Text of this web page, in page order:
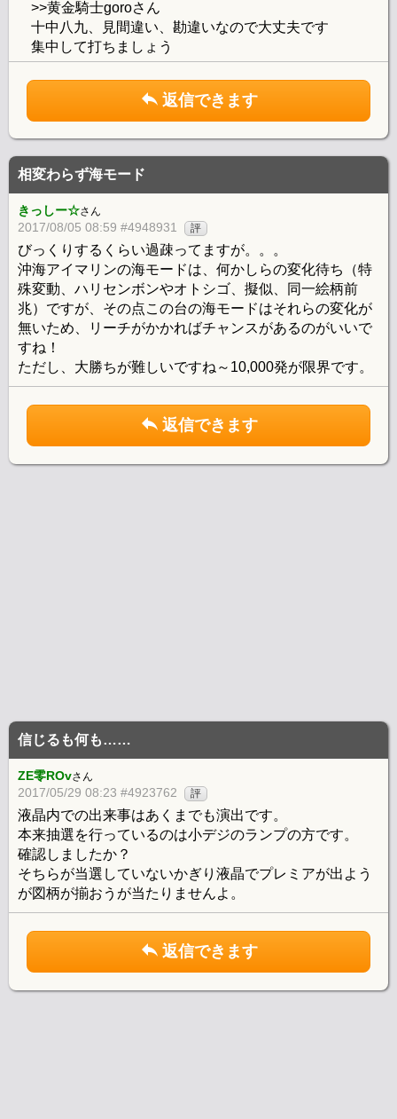
>>黄金騎士goroさん
十中八九、見間違い、勘違いなので大丈夫です
集中して打ちましょう
返信できます
相変わらず海モード
きっしー☆さん
2017/08/05 08:59 #4948931 評
びっくりするくらい過疎ってますが。。。
沖海アイマリンの海モードは、何かしらの変化待ち（特
殊変動、ハリセンボンやオトシゴ、擬似、同一絵柄前
兆）ですが、その点この台の海モードはそれらの変化が
無いため、リーチがかかればチャンスがあるのがいいで
すね！
ただし、大勝ちが難しいですね～10,000発が限界です。
返信できます
信じるも何も……
ZE零ROvさん
2017/05/29 08:23 #4923762 評
液晶内での出来事はあくまでも演出です。
本来抽選を行っているのは小デジのランプの方です。
確認しましたか？
そちらが当選していないかぎり液晶でプレミアが出よう
が図柄が揃おうが当たりませんよ。
返信できます